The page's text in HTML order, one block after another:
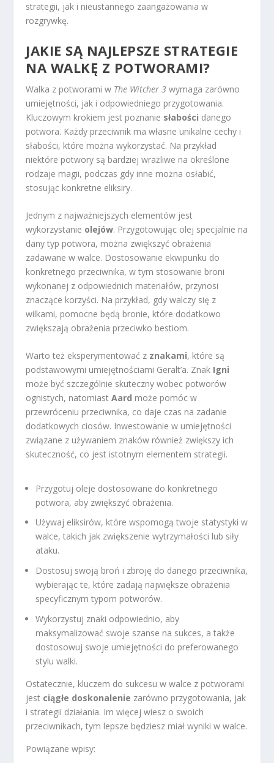
strategii, jak i nieustannego zaangażowania w
rozgrywkę.
JAKIE SĄ NAJLEPSZE STRATEGIE
NA WALKĘ Z POTWORAMI?
Walka z potworami w The Witcher 3 wymaga zarówno
umiejętności, jak i odpowiedniego przygotowania.
Kluczowym krokiem jest poznanie słabości danego
potwora. Każdy przeciwnik ma własne unikalne cechy i
słabości, które można wykorzystać. Na przykład
niektóre potwory są bardziej wrażliwe na określone
rodzaje magii, podczas gdy inne można osłabić,
stosując konkretne eliksiry.
Jednym z najważniejszych elementów jest
wykorzystanie olejów. Przygotowując olej specjalnie na
dany typ potwora, można zwiększyć obrażenia
zadawane w walce. Dostosowanie ekwipunku do
konkretnego przeciwnika, w tym stosowanie broni
wykonanej z odpowiednich materiałów, przynosi
znaczące korzyści. Na przykład, gdy walczy się z
wilkami, pomocne będą bronie, które dodatkowo
zwiększają obrażenia przeciwko bestiom.
Warto też eksperymentować z znakami, które są
podstawowymi umiejętnościami Geralt’a. Znak Igni
może być szczególnie skuteczny wobec potworów
ognistych, natomiastAard może pomóc w
przewróceniu przeciwnika, co daje czas na zadanie
dodatkowych ciosów. Inwestowanie w umiejętności
związane z używaniem znaków również zwiększy ich
skuteczność, co jest istotnym elementem strategii.
Przygotuj oleje dostosowane do konkretnego
potwora, aby zwiększyć obrażenia.
Używaj eliksirów, które wspomogą twoje statystyki w
walce, takich jak zwiększenie wytrzymałości lub siły
ataku.
Dostosuj swoją broń i zbroję do danego przeciwnika,
wybierając te, które zadają największe obrażenia
specyficznym typom potworów.
Wykorzystuj znaki odpowiednio, aby
maksymalizować swoje szanse na sukces, a także
dostosowuj swoje umiejętności do preferowanego
stylu walki.
Ostatecznie, kluczem do sukcesu w walce z potworami
jest ciągłe doskonalenie zarówno przygotowania, jak
i strategii działania. Im więcej wiesz o swoich
przeciwnikach, tym lepsze będziesz miał wyniki w walce.
Powiązane wpisy: